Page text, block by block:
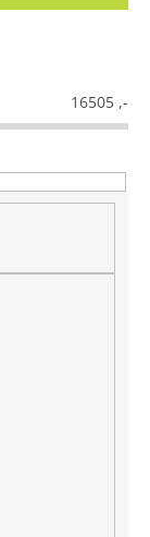
16505 ,-